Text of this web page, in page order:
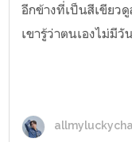
อีกข้างที่เป็นสีเขียว
เขารู้ว่าตนเองไม่มี